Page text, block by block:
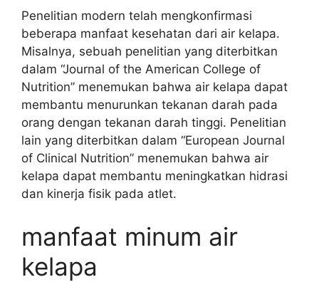
Penelitian modern telah mengkonfirmasi
beberapa manfaat kesehatan dari air kelapa.
Misalnya, sebuah penelitian yang diterbitkan
dalam “Journal of the American College of
Nutrition” menemukan bahwa air kelapa dapat
membantu menurunkan tekanan darah pada
orang dengan tekanan darah tinggi. Penelitian
lain yang diterbitkan dalam “European Journal
of Clinical Nutrition” menemukan bahwa air
kelapa dapat membantu meningkatkan hidrasi
dan kinerja fisik pada atlet.
manfaat minum air
kelapa